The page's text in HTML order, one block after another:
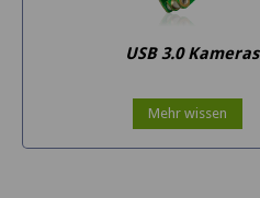
USB 3.0 Kameras
Mehr wissen